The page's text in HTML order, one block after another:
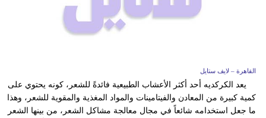
القاهرة – لايف ستايل
يعد الكركديه أحد أكثر الأعشاب الطبيعية فائدةً للشعر، كونه يحتوي على
كمية كبيرة من المعادن والفيتامينات والمواد المغذية والمقوية للشعر، وهذا
ما جعل استخدامه شائعاً في مجال معالجة مشاكل الشعر، من بينها الشعر